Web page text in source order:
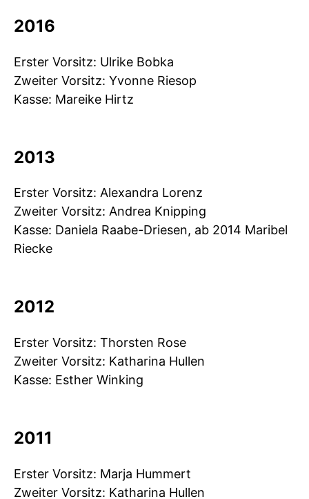
2016
Erster Vorsitz: Ulrike Bobka
Zweiter Vorsitz: Yvonne Riesop
Kasse: Mareike Hirtz
2013
Erster Vorsitz: Alexandra Lorenz
Zweiter Vorsitz: Andrea Knipping
Kasse: Daniela Raabe-Driesen, ab 2014 Maribel
Riecke
2012
Erster Vorsitz: Thorsten Rose
Zweiter Vorsitz: Katharina Hullen
Kasse: Esther Winking
2011
Erster Vorsitz: Marja Hummert
Zweiter Vorsitz: Katharina Hullen